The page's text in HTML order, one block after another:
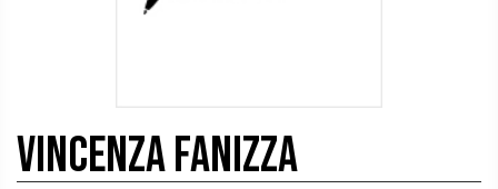
Vincenza Fanizza